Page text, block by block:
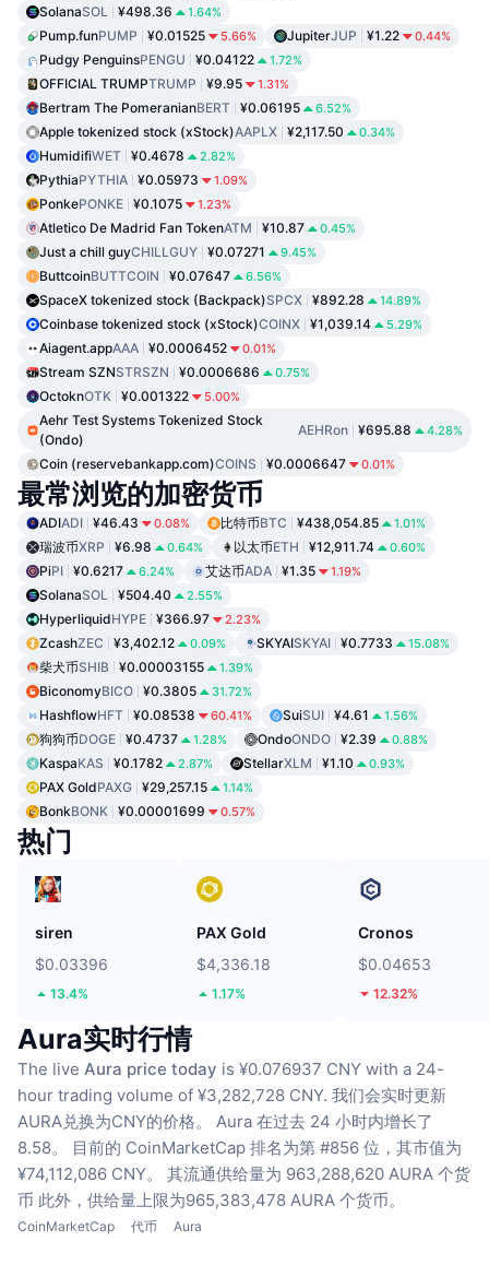
SolanaSOL ¥498.36 1.64%
Pump.funPUMP ¥0.01525 5.66% JupiterJUP ¥1.22 0.44%
Pudgy PenguinsPENGU ¥0.04122 1.72%
OFFICIAL TRUMPTRUMP ¥9.95 1.31%
Bertram The PomeranianBERT ¥0.06195 6.52%
Apple tokenized stock (xStock)AAPLX ¥2,117.50 0.34%
HumidifiWET ¥0.4678 2.82%
PythiaPYTHIA ¥0.05973 1.09%
PonkePONKE ¥0.1075 1.23%
Atletico De Madrid Fan TokenATM ¥10.87 0.45%
Just a chill guyCHILLGUY ¥0.07271 9.45%
ButtcoinBUTTCOIN ¥0.07647 6.56%
SpaceX tokenized stock (Backpack)SPCX ¥892.28 14.89%
Coinbase tokenized stock (xStock)COINX ¥1,039.14 5.29%
Aiagent.appAAA ¥0.0006452 0.01%
Stream SZNSTRSZN ¥0.0006686 0.75%
OctoknOTK ¥0.001322 5.00%
Aehr Test Systems Tokenized Stock
(Ondo)
AEHRon ¥695.88 4.28%
Coin (reservebankapp.com)COINS ¥0.0006647 0.01%
最常浏览的加密货币
ADIADI ¥46.43 0.08% 比特币BTC ¥438,054.85 1.01%
瑞波币XRP ¥6.98 0.64% 以太币ETH ¥12,911.74 0.60%
PiPI ¥0.6217 6.24% 艾达币ADA ¥1.35 1.19%
SolanaSOL ¥504.40 2.55%
HyperliquidHYPE ¥366.97 2.23%
ZcashZEC ¥3,402.12 0.09% SKYAISKYAI ¥0.7733 15.08%
柴犬币SHIB ¥0.00003155 1.39%
BiconomyBICO ¥0.3805 31.72%
HashflowHFT ¥0.08538 60.41% SuiSUI ¥4.61 1.56%
狗狗币DOGE ¥0.4737 1.28% OndoONDO ¥2.39 0.88%
KaspaKAS ¥0.1782 2.87% StellarXLM ¥1.10 0.93%
PAX GoldPAXG ¥29,257.15 1.14%
BonkBONK ¥0.00001699 0.57%
热门
siren
$0.03396
13.4%
PAX Gold
$4,336.18
1.17%
Cronos
$0.04653
12.32%
Aura实时行情
The live Aura price today is ¥0.076937 CNY with a 24-
hour trading volume of ¥3,282,728 CNY. 我们会实时更新
AURA兑换为CNY的价格。
Aura 在过去 24 小时内增长了
8.58。
目前的 CoinMarketCap 排名为第 #856 位，其市值为
¥74,112,086 CNY。
其流通供给量为 963,288,620 AURA 个货
币 此外，供给量上限为965,383,478 AURA 个货币。
CoinMarketCap 代币 Aura